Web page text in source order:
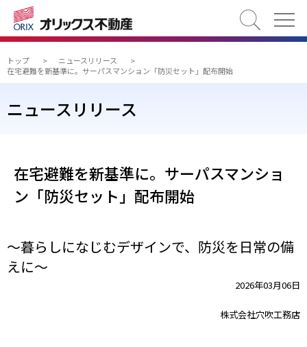
検索
トップ > ニュースリリース
>
在宅避難を新基準に。サーパスマンション「防災セット」配布開始
ニュースリリース
在宅避難を新基準に。サーパスマンショ
ン「防災セット」配布開始
～暮らしになじむデザインで、防災を日常の備
えに～
2026年03月06日
株式会社穴吹工務店